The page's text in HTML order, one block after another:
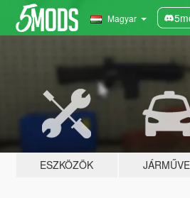
Magyar
ESZKÖZÖK